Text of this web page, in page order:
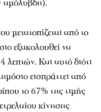
αμόλυβδη).
μετατοπίζεται από το
εξακολουθεί να
λεπτών. Και αυτό διότι
εισπράττει από
το 67% της τιμής
κίνησης